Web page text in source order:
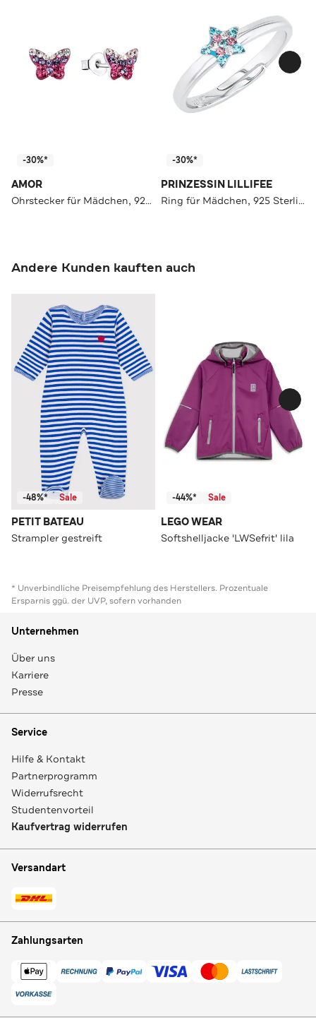
-30%*
AMOR
Ohrstecker für Mädchen, 925 Sterling Silber, Glas | Schmetterling
-30%*
PRINZESSIN LILLIFEE
Ring für Mädchen, 925 Sterling Silber, Preciosa | Stern
Andere Kunden kauften auch
-48%* Sale
PETIT BATEAU
Strampler gestreift
-44%* Sale
LEGO WEAR
Softshelljacke 'LWSefrit' lila
* Unverbindliche Preisempfehlung des Herstellers. Prozentuale
Ersparnis ggü. der UVP, sofern vorhanden
Unternehmen
Über uns
Karriere
Presse
Service
Hilfe & Kontakt
Partnerprogramm
Widerrufsrecht
Studentenvorteil
Kaufvertrag widerrufen
Versandart
Zahlungsarten